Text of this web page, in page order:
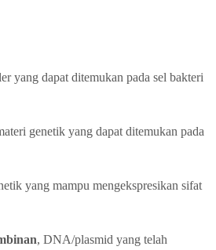
yang dapat ditemukan pada sel bakteri
genetik yang dapat ditemukan pada
yang mampu mengekspresikan sifat
, DNA/plasmid yang telah